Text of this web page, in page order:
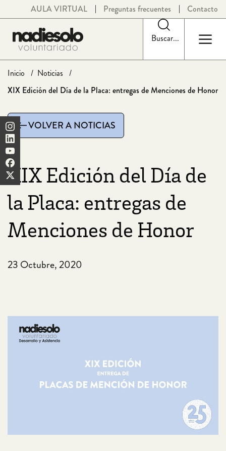
al
contenido
AULA VIRTUAL Preguntas frecuentes Contacto
Buscar...
Inicio
Noticias
XIX Edición del Día de la Placa: entregas de Menciones de Honor
VOLVER A NOTICIAS
XIX Edición del Día de
la Placa: entregas de
Menciones de Honor
23 Octubre, 2020